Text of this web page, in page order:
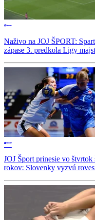
Naživo na JOJ ŠPORT:
zápase 3. predkola Ligy
JOJ Šport prinesie vo
rokov: Slovenky vyzvú